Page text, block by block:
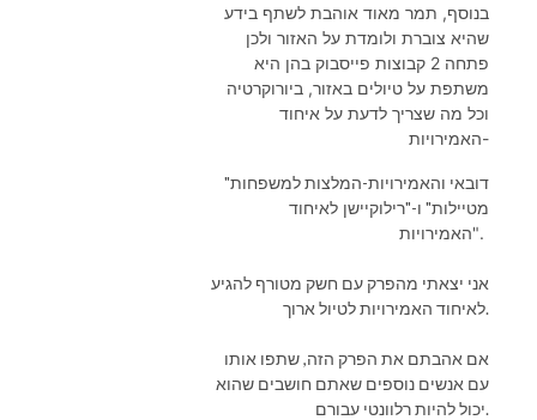
בנוסף, תמר מאוד אוהבת לשתף בידע
שהיא צוברת ולומדת על האזור ולכן
פתחה 2 קבוצות פייסבוק בהן היא
משתפת על טיולים באזור, ביורוקרטיה
וכל מה שצריך לדעת על איחוד
האמירויות-
"דובאי והאמירויות-המלצות למשפחות
מטיילות" ו-"רילוקיישן לאיחוד
האמירויות".
אני יצאתי מהפרק עם חשק מטורף להגיע
לאיחוד האמירויות לטיול ארוך.
אם אהבתם את הפרק הזה, שתפו אותו
עם אנשים נוספים שאתם חושבים שהוא
יכול להיות רלוונטי עבורם.